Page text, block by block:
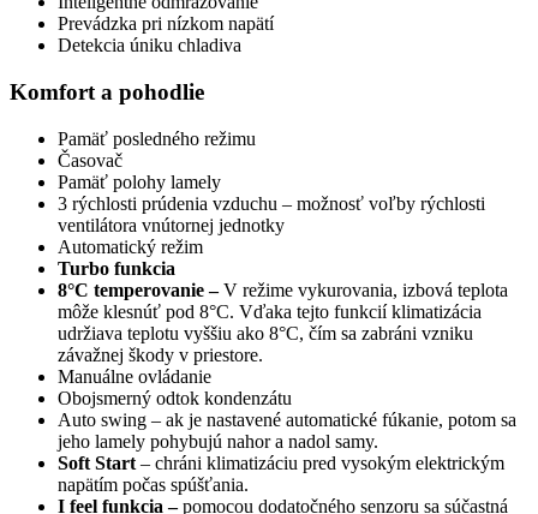
Prevádzka pri nízkom napätí
Detekcia úniku chladiva
Komfort a pohodlie
Pamäť posledného režimu
Časovač
Pamäť polohy lamely
3 rýchlosti prúdenia vzduchu – možnosť voľby rýchlosti
ventilátora vnútornej jednotky
Automatický režim
Turbo funkcia
8°C temperovanie –V režime vykurovania, izbová teplota
môže klesnúť pod 8°C. Vďaka tejto funkcií klimatizácia
udržiava teplotu vyššiu ako 8°C, čím sa zabráni vzniku
závažnej škody v priestore.
Manuálne ovládanie
Obojsmerný odtok kondenzátu
Auto swing – ak je nastavené automatické fúkanie, potom sa
jeho lamely pohybujú nahor a nadol samy.
Soft Start – chráni klimatizáciu pred vysokým elektrickým
napätím počas spúšťania.
I feel funkcia –pomocou dodatočného senzoru sa súčastná